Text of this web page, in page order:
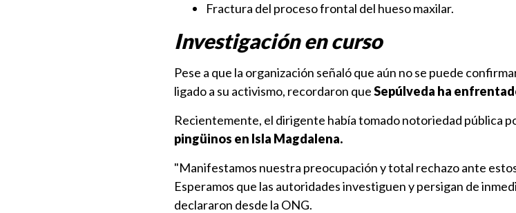
Fractura del proceso frontal del hueso maxilar.
Investigación en curso
Pese a que la organización señaló que aún no se puede
ligado a su activismo, recordaron queSepúlveda ha
Recientemente, el dirigente había tomado notoriedad pública
pingüinos en Isla Magdalena.
"Manifestamos nuestra preocupación y total rechazo ante
Esperamos que las autoridades investiguen y persigan de
declararon desde la ONG.